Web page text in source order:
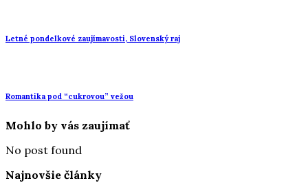
Letné pondelkové zaujímavosti, Slovenský raj
Romantika pod “cukrovou” vežou
Mohlo by vás zaujímať
No post found
Najnovšie články